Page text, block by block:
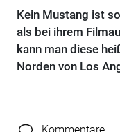
Kein Mustang ist
als bei ihrem
kann man diese
Norden von Los